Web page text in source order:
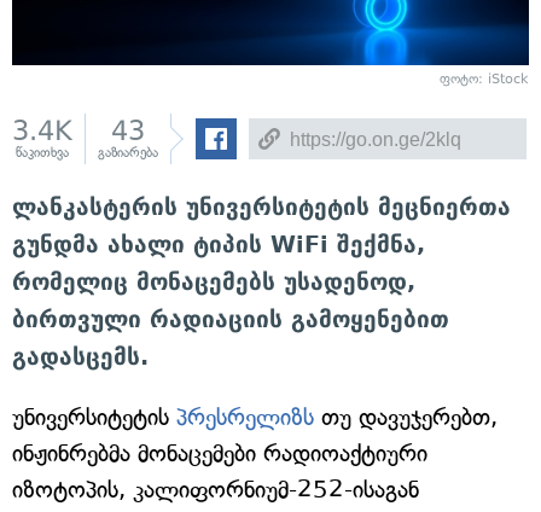
ფოტო: iStock
3.4K
წაკითხვა
43
გაზიარება
ლანკასტერის უნივერსიტეტის მეცნიერთა
გუნდმა ახალი ტიპის WiFi შექმნა,
რომელიც მონაცემებს უსადენოდ,
ბირთვული რადიაციის გამოყენებით
გადასცემს.
უნივერსიტეტის პრესრელიზს თუ დავუჯერებთ,
ინჟინრებმა მონაცემები რადიოაქტიური
იზოტოპის, კალიფორნიუმ-252-ისაგან